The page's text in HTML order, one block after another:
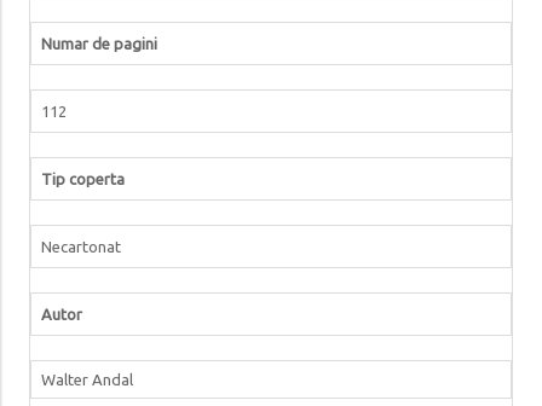
Numar de pagini
112
Tip coperta
Necartonat
Autor
Walter Andal